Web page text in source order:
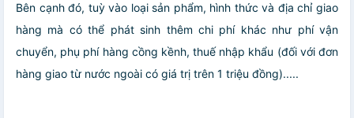
Bên cạnh đó, tuỳ vào loại sản phẩm, hình thức và địa chỉ giao
hàng mà có thể phát sinh thêm chi phí khác như phí vận
chuyển, phụ phí hàng cồng kềnh, thuế nhập khẩu (đối với đơn
hàng giao từ nước ngoài có giá trị trên 1 triệu đồng).....